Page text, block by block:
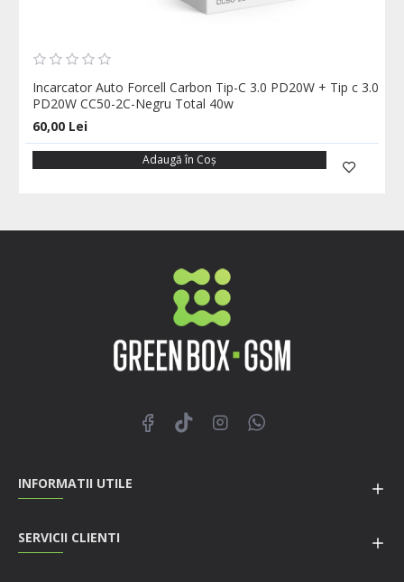
Incarcator Auto Forcell Carbon Tip-C 3.0 PD20W + Tip c 3.0
PD20W CC50-2C-Negru Total 40w
60,00 Lei
Adaugă în Coş
INFORMATII UTILE
SERVICII CLIENTI